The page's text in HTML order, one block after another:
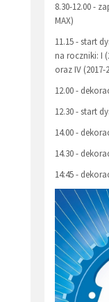
8.30-12.00 -
MAX)
11.15 - start
na roczniki: I
oraz IV (2017-
12.00 -
12.30 - start
14.00 -
14.30 -
14:45 -